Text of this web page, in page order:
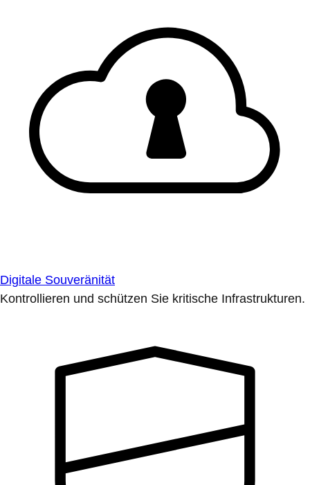
Digitale Souveränität
Kontrollieren und schützen Sie kritische Infrastrukturen.